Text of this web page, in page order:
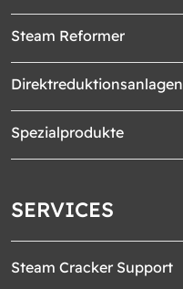
Steam Reformer
Direktreduktionsanlagen
Spezialprodukte
SERVICES
Steam Cracker Support